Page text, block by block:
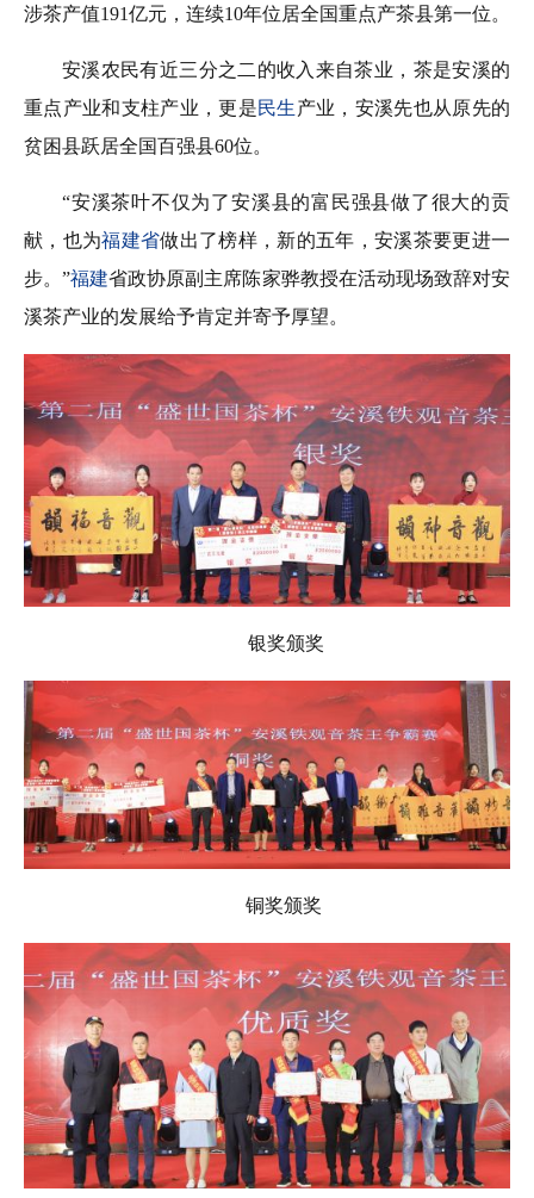
涉茶产值191亿元，连续10年位居全国重点产茶县第一位。
安溪农民有近三分之二的收入来自茶业，茶是安溪的
重点产业和支柱产业，更是民生产业，安溪先也从原先的
贫困县跃居全国百强县60位。
“安溪茶叶不仅为了安溪县的富民强县做了很大的贡
献，也为福建省做出了榜样，新的五年，安溪茶要更进一
步。”福建省政协原副主席陈家骅教授在活动现场致辞对安
溪茶产业的发展给予肯定并寄予厚望。
银奖颁奖
铜奖颁奖